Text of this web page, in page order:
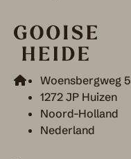
Woensbergweg 5
1272 JP Huizen
Noord-Holland
Nederland